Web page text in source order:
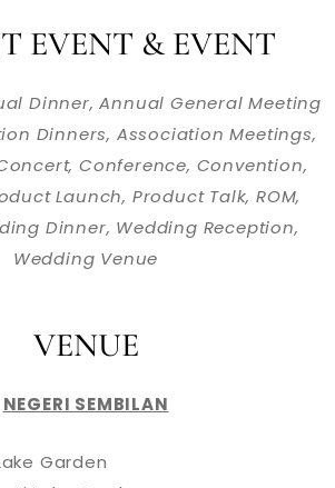
EVENT & EVENT
Dinner, Annual General Meeting
Dinners, Association Meetings,
Conference, Convention,
Launch, Product Talk, ROM,
Dinner, Wedding Reception,
Wedding Venue
VENUE
NEGERI SEMBILAN
Garden